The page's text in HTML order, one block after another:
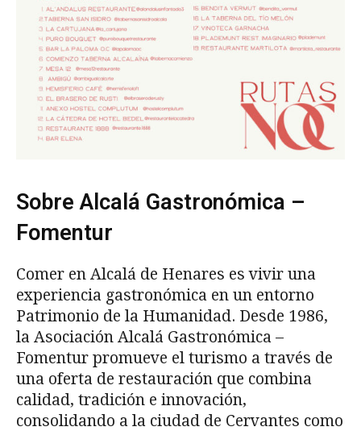
Sobre Alcalá Gastronómica –
Fomentur
Comer en Alcalá de Henares es vivir una
experiencia gastronómica en un entorno
Patrimonio de la Humanidad. Desde 1986,
la Asociación Alcalá Gastronómica –
Fomentur promueve el turismo a través de
una oferta de restauración que combina
calidad, tradición e innovación,
consolidando a la ciudad de Cervantes como